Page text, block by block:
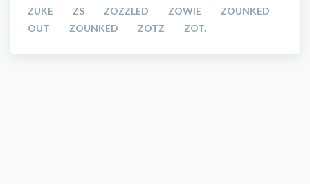
ZUKE
ZS ZOZZLED ZOWIE
ZOUNKED
OUT
ZOUNKED ZOTZ ZOT.